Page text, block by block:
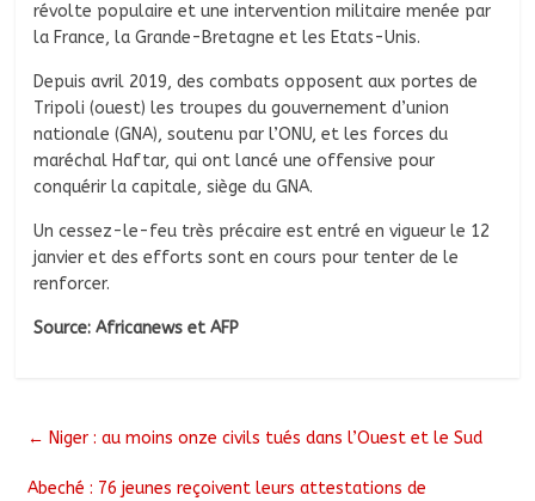
révolte populaire et une intervention militaire menée par
la France, la Grande-Bretagne et les Etats-Unis.
Depuis avril 2019, des combats opposent aux portes de
Tripoli (ouest) les troupes du gouvernement d’union
nationale (GNA), soutenu par l’ONU, et les forces du
maréchal Haftar, qui ont lancé une offensive pour
conquérir la capitale, siège du GNA.
Un cessez-le-feu très précaire est entré en vigueur le 12
janvier et des efforts sont en cours pour tenter de le
renforcer.
Source: Africanews et AFP
← Niger : au moins onze civils tués dans l’Ouest et le Sud
Abeché : 76 jeunes reçoivent leurs attestations de